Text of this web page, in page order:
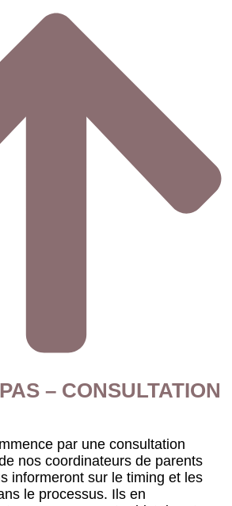
– CONSULTATION
par une consultation
nos coordinateurs de parents
informeront sur le timing et les
le processus. Ils en